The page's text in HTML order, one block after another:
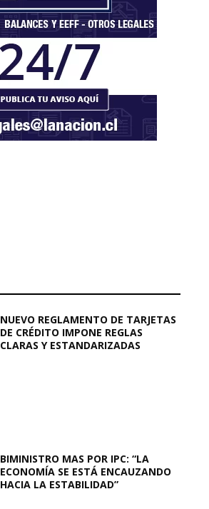
NUEVO REGLAMENTO DE TARJETAS
DE CRÉDITO IMPONE REGLAS
CLARAS Y ESTANDARIZADAS
BIMINISTRO MAS POR IPC: “LA
ECONOMÍA SE ESTÁ ENCAUZANDO
HACIA LA ESTABILIDAD”